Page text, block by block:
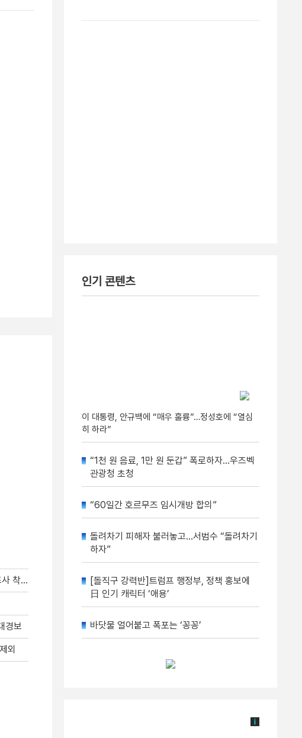
착수
경보
외
인기 콘텐츠
이 대통령, 안규백에 “매우 훌륭”…정성호에 “열심
히 하라”
“1천 원 음료, 1만 원 둔갑” 폭로하자…우즈벡
관광청 초청
“60일간 호르무즈 임시개방 합의”
돌려차기 피해자 불러놓고…서범수 “돌려차기
하자”
[돌직구 강력반]트럼프 행정부, 정책 홍보에
日 인기 캐릭터 ‘애용’
바닷물 얼어붙고 폭포는 ‘꽁꽁’